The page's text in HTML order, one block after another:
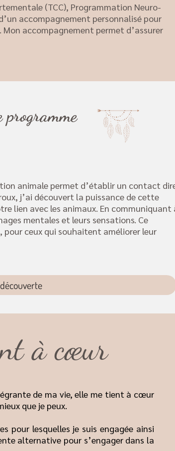
(TCC), Programmation Neuro-
accompagnement personnalisé pour
accompagnement permet d’assurer
programme
animale permet d’établir un contact
j’ai découvert la puissance de cette
lien avec les animaux. En communiquant
mentales et leurs sensations. Ce
pour ceux qui souhaitent améliorer leur
à cœur
de ma vie, elle me tient à cœur
que je peux.
pour lesquelles je suis engagée ainsi
alternative pour s’engager dans la